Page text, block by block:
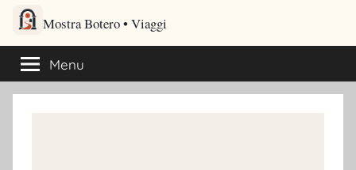
Salta
contenuto
Mostra Botero – Viaggi
Viaggi culturali e itinerari turistici per gli amanti dei viaggi
Menu